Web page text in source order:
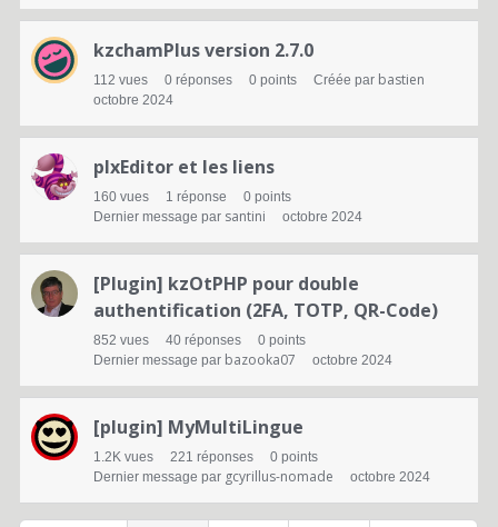
kzchamPlus version 2.7.0
112 vues 0 réponses 0 points Créée par bastien
octobre 2024
plxEditor et les liens
160 vues 1 réponse 0 points
Dernier message par santini octobre 2024
[Plugin] kzOtPHP pour double
authentification (2FA, TOTP, QR-Code)
852 vues 40 réponses 0 points
Dernier message par bazooka07 octobre 2024
[plugin] MyMultiLingue
1.2K vues 221 réponses 0 points
Dernier message par gcyrillus-nomade octobre 2024